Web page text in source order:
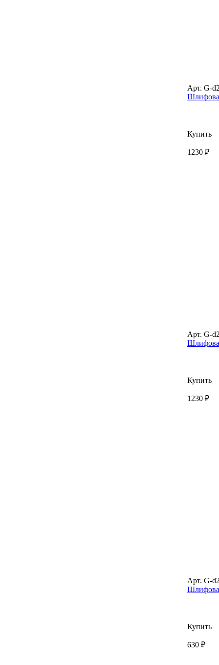
Арт. G-
Купить
1230 ₽
Арт. G-
Купить
1230 ₽
Арт. G-
Купить
630 ₽